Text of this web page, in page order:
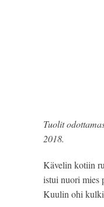
Tuolit
2018.
Kävelin kotiin
istui nuori mies
Kuulin ohi